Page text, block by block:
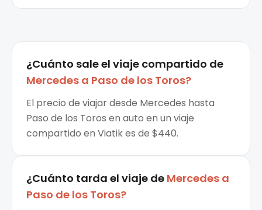
¿Cuánto sale el viaje compartido de
Mercedes a Paso de los Toros?
El precio de viajar desde Mercedes hasta
Paso de los Toros en auto en un viaje
compartido en Viatik es de $440.
¿Cuánto tarda el viaje de Mercedes a
Paso de los Toros?